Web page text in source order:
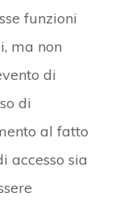
funzioni
ma non
di
di
al fatto
accesso sia